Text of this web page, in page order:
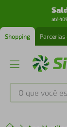
até
Shopping Parcerias
O que você